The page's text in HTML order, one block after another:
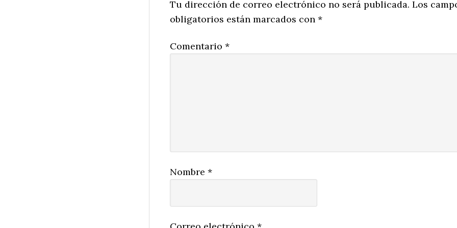
Tu dirección de correo electrónico no será publicada. Los
obligatorios están marcados con *
Comentario *
Nombre *